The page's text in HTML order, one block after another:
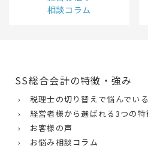
相談コラム
SS総合会計の特徴・強み
› 税理士の切り替えで悩んでい
› 経営者様から選ばれる3つの特
› お客様の声
› お悩み相談コラム